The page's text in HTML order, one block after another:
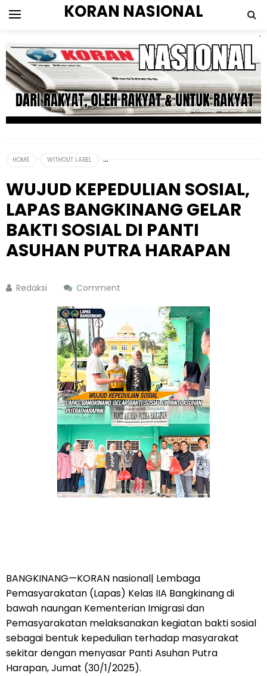
KORAN NASIONAL
HOME WITHOUT LABEL
WUJUD KEPEDULIAN SOSIAL,
LAPAS BANGKINANG GELAR
BAKTI SOSIAL DI PANTI
ASUHAN PUTRA HARAPAN
Redaksi Comment
BANGKINANG—KORAN nasional| Lembaga
Pemasyarakatan (Lapas) Kelas IIA Bangkinang di
bawah naungan Kementerian Imigrasi dan
Pemasyarakatan melaksanakan kegiatan bakti sosial
sebagai bentuk kepedulian terhadap masyarakat
sekitar dengan menyasar Panti Asuhan Putra
Harapan, Jumat (30/1/2025).